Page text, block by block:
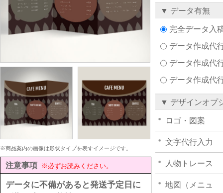
※商品案内の画像は形状タイプを表すイメージです。
注意事項 ※必ずお読みください。
データに不備があると発送予定日に
▼ データ有無
完全データ入
データ作成代
データ作成代
データ作成代
▼ デザインオプ
ロゴ・図案
文字代行入力
人物トレース
地図（メニュ